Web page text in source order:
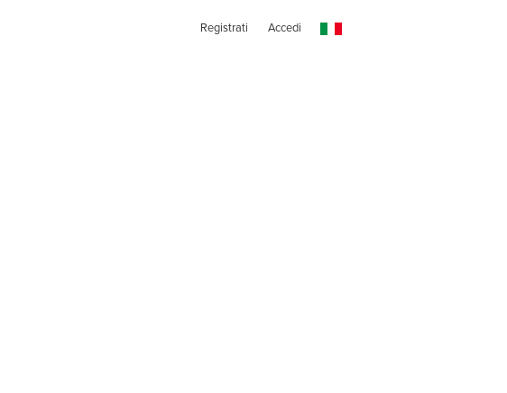
Registrati Accedi